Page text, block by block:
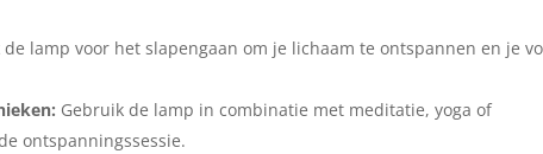
de lamp voor het slapengaan om je lichaam te ontspannen en je
Gebruik de lamp in combinatie met meditatie, yoga of
ontspanningssessie.